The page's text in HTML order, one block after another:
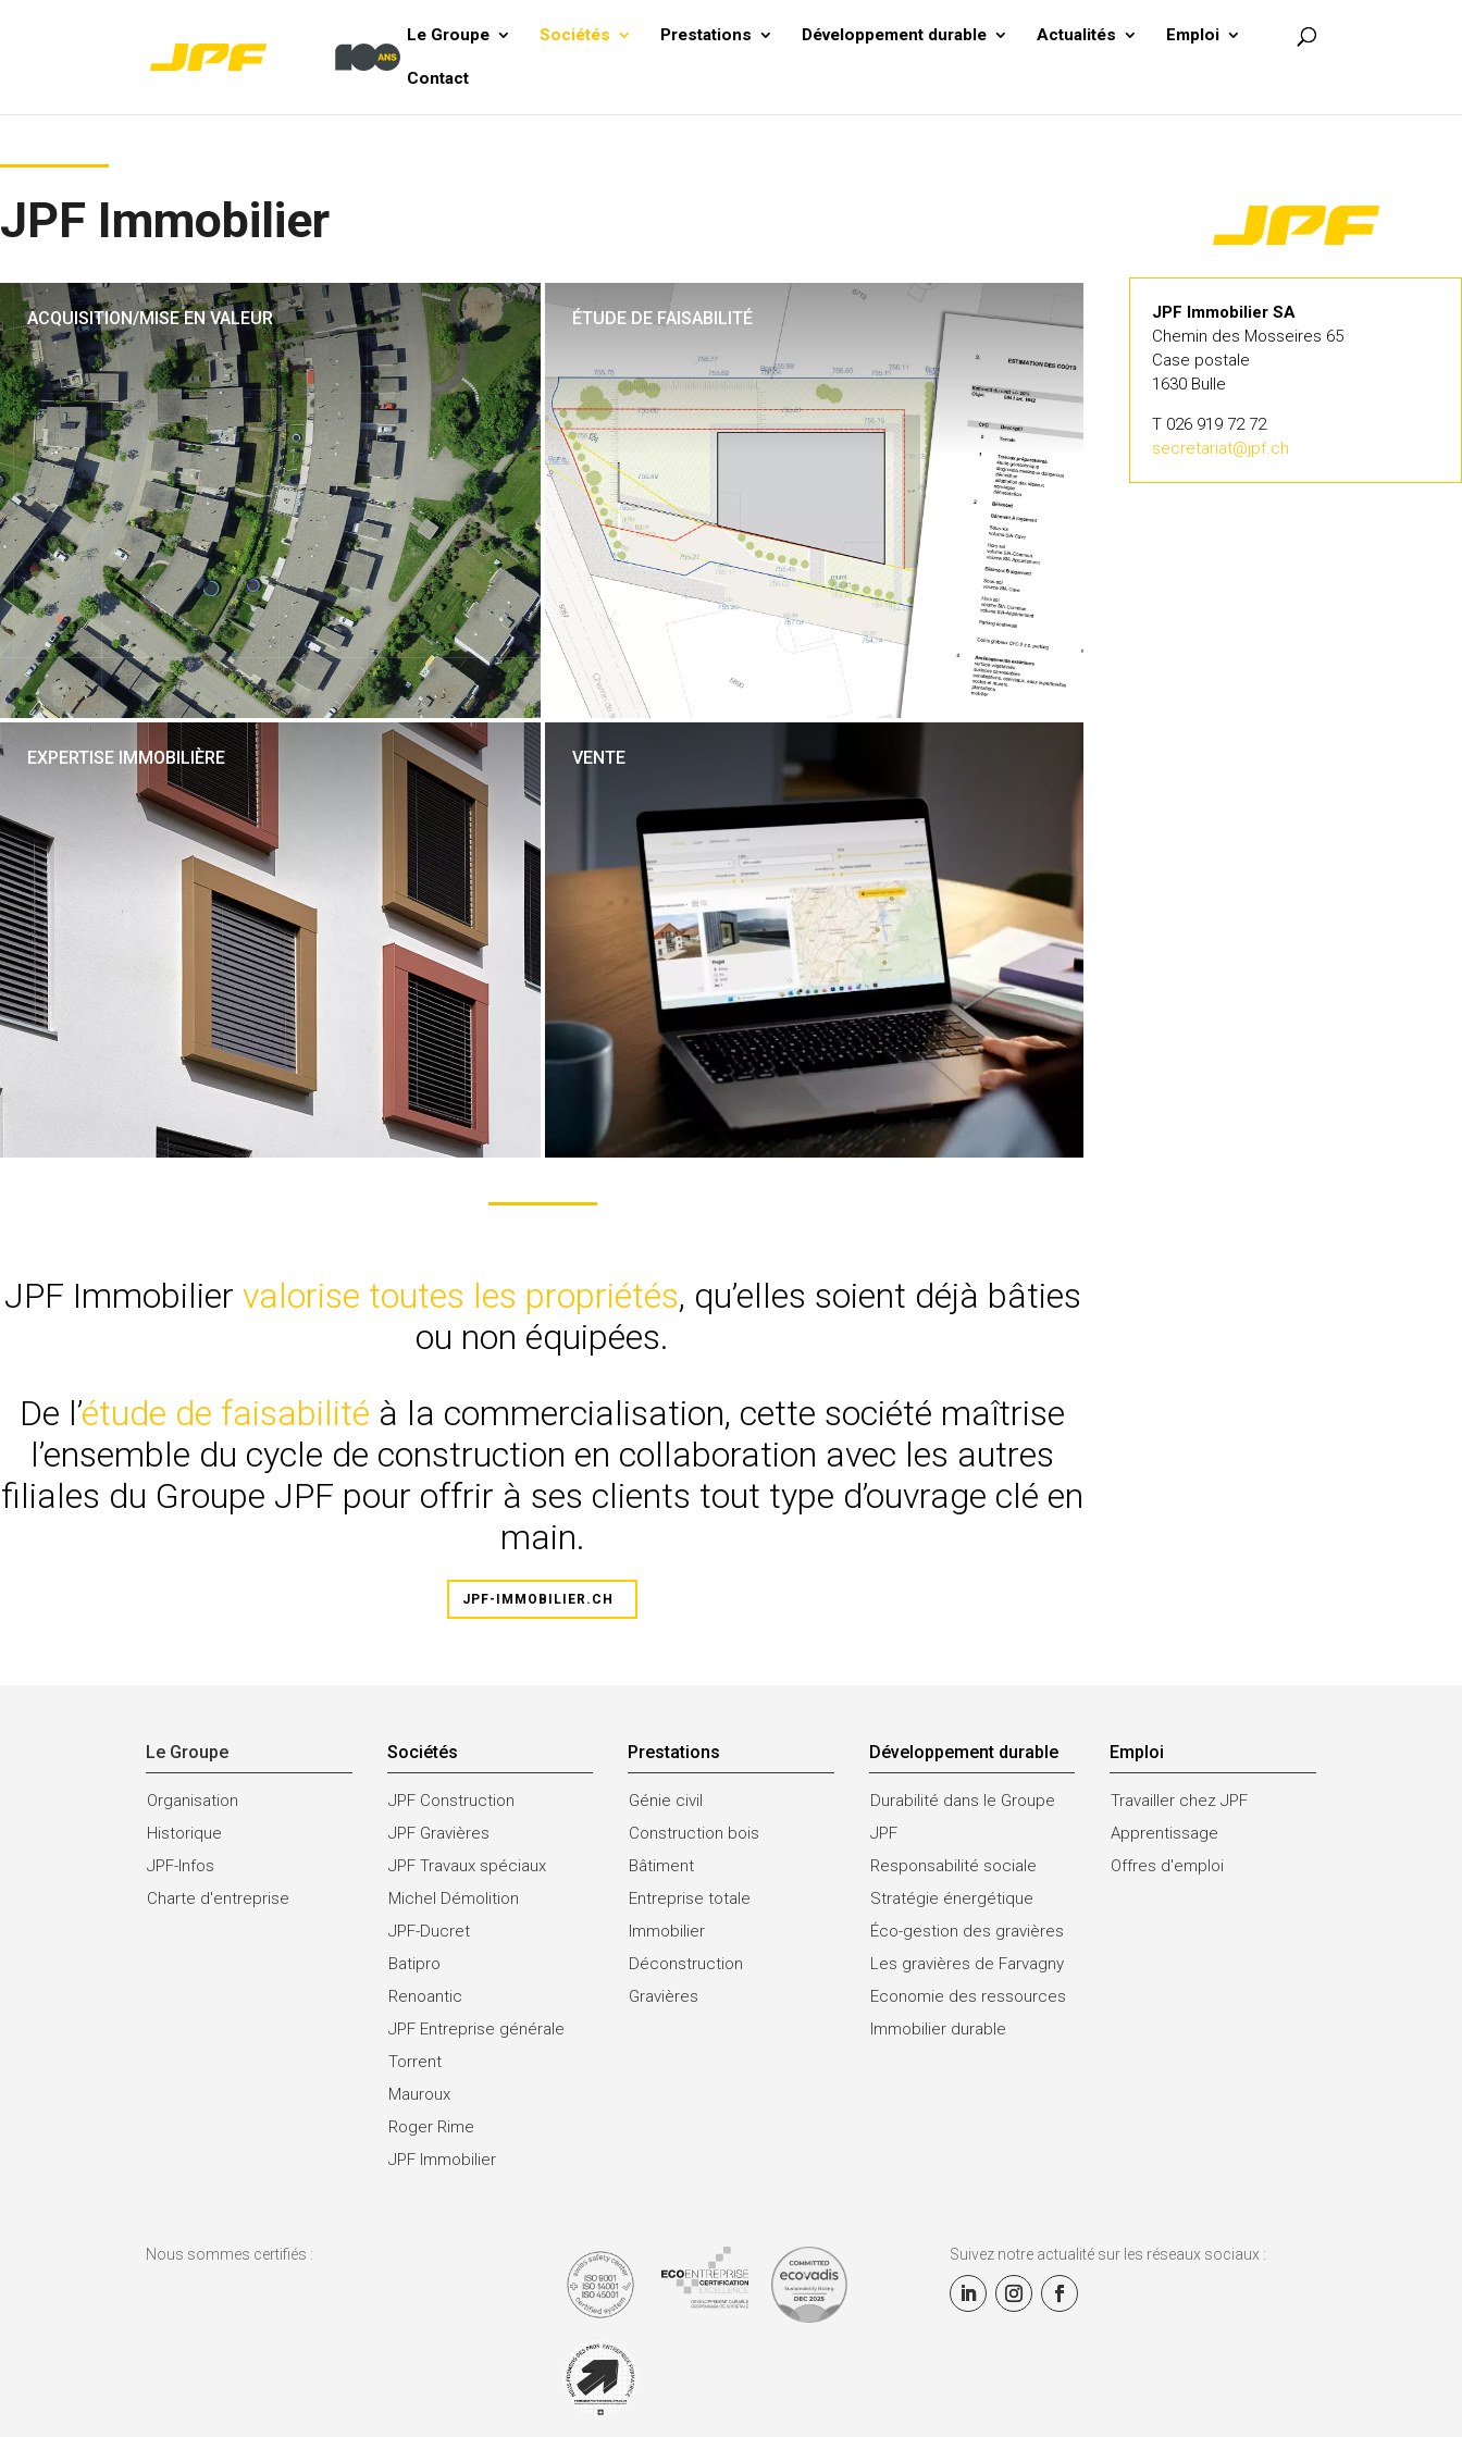
Le Groupe Sociétés Prestations Développement durable Actualités Emploi
Contact
JPF Immobilier
ACQUISITION/MISE EN VALEUR ÉTUDE DE FAISABILITÉ
EXPERTISE IMMOBILIÈRE VENTE
JPF Immobilier valorise toutes les propriétés, qu’elles soient déjà bâties
ou non équipées.
De l’étude de faisabilité à la commercialisation, cette société maîtrise
l’ensemble du cycle de construction en collaboration avec les autres
filiales du Groupe JPF pour offrir à ses clients tout type d’ouvrage clé en
main.
JPF-IMMOBILIER.CH
JPF Immobilier SA
Chemin des Mosseires 65
Case postale
1630 Bulle
T 026 919 72 72
secretariat@jpf.ch
Le Groupe
Organisation
Historique
JPF-Infos
Charte d'entreprise
Sociétés
JPF Construction
JPF Gravières
JPF Travaux spéciaux
Michel Démolition
JPF-Ducret
Batipro
Renoantic
JPF Entreprise générale
Torrent
Mauroux
Roger Rime
JPF Immobilier
Prestations
Génie civil
Construction bois
Bâtiment
Entreprise totale
Immobilier
Déconstruction
Gravières
Développement durable
Durabilité dans le Groupe
JPF
Responsabilité sociale
Stratégie énergétique
Éco-gestion des gravières
Les gravières de Farvagny
Economie des ressources
Immobilier durable
Emploi
Travailler chez JPF
Apprentissage
Offres d'emploi
Nous sommes certifiés : Suivez notre actualité sur les réseaux sociaux :